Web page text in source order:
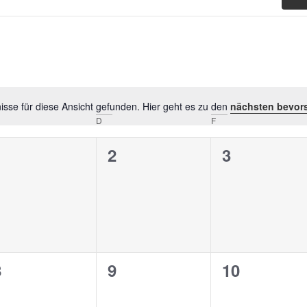
Hinweis
für diese Ansicht gefunden. Hier geht es zu den nächsten
D F
0
2
0
3
0
9
0
10